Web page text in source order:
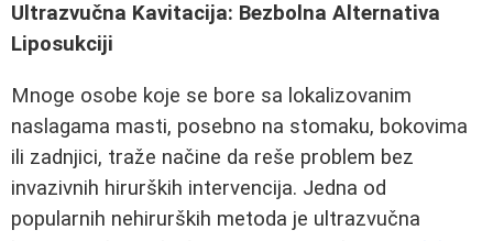
Ultrazvučna Kavitacija: Bezbolna Alternativa
Liposukciji
Mnoge osobe koje se bore sa lokalizovanim
naslagama masti, posebno na stomaku, bokovima
ili zadnjici, traže načine da reše problem bez
invazivnih hirurških intervencija. Jedna od
popularnih nehirurških metoda je ultrazvučna